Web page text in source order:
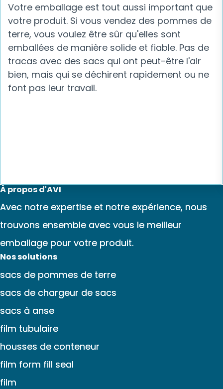
Votre emballage est tout aussi important que
votre produit. Si vous vendez des pommes de
terre, vous voulez être sûr qu'elles sont
emballées de manière solide et fiable. Pas de
tracas avec des sacs qui ont peut-être l'air
bien, mais qui se déchirent rapidement ou ne
font pas leur travail.
À propos d'AVI
Avec notre expertise et notre expérience, nous
trouvons ensemble avec vous le meilleur
emballage pour votre produit.
Nos solutions
sacs de pommes de terre
sacs de chargeur de sacs
sacs à anse
film tubulaire
housses de conteneur
film form fill seal
film